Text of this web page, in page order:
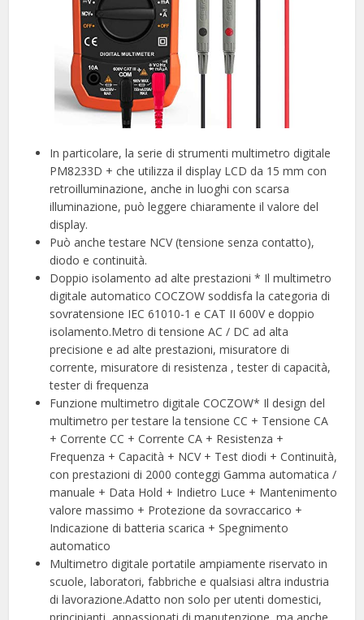
In particolare, la serie di strumenti multimetro digitale
PM8233D + che utilizza il display LCD da 15 mm con
retroilluminazione, anche in luoghi con scarsa
illuminazione, può leggere chiaramente il valore del
display.
Può anche testare NCV (tensione senza contatto),
diodo e continuità.
Doppio isolamento ad alte prestazioni * Il multimetro
digitale automatico COCZOW soddisfa la categoria di
sovratensione IEC 61010-1 e CAT II 600V e doppio
isolamento.Metro di tensione AC / DC ad alta
precisione e ad alte prestazioni, misuratore di
corrente, misuratore di resistenza , tester di capacità,
tester di frequenza
Funzione multimetro digitale COCZOW* Il design del
multimetro per testare la tensione CC + Tensione CA
+ Corrente CC + Corrente CA + Resistenza +
Frequenza + Capacità + NCV + Test diodi + Continuità,
con prestazioni di 2000 conteggi Gamma automatica /
manuale + Data Hold + Indietro Luce + Mantenimento
valore massimo + Protezione da sovraccarico +
Indicazione di batteria scarica + Spegnimento
automatico
Multimetro digitale portatile ampiamente riservato in
scuole, laboratori, fabbriche e qualsiasi altra industria
di lavorazione.Adatto non solo per utenti domestici,